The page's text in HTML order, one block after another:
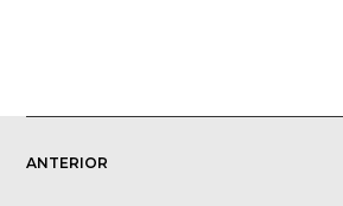
ANTERIOR